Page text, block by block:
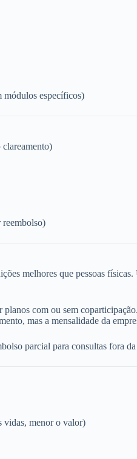
módulos específicos)
clareamento)
reembolso)
melhores que pessoas
planos com ou sem
mas a mensalidade da
parcial para consultas fora da
vidas, menor o valor)